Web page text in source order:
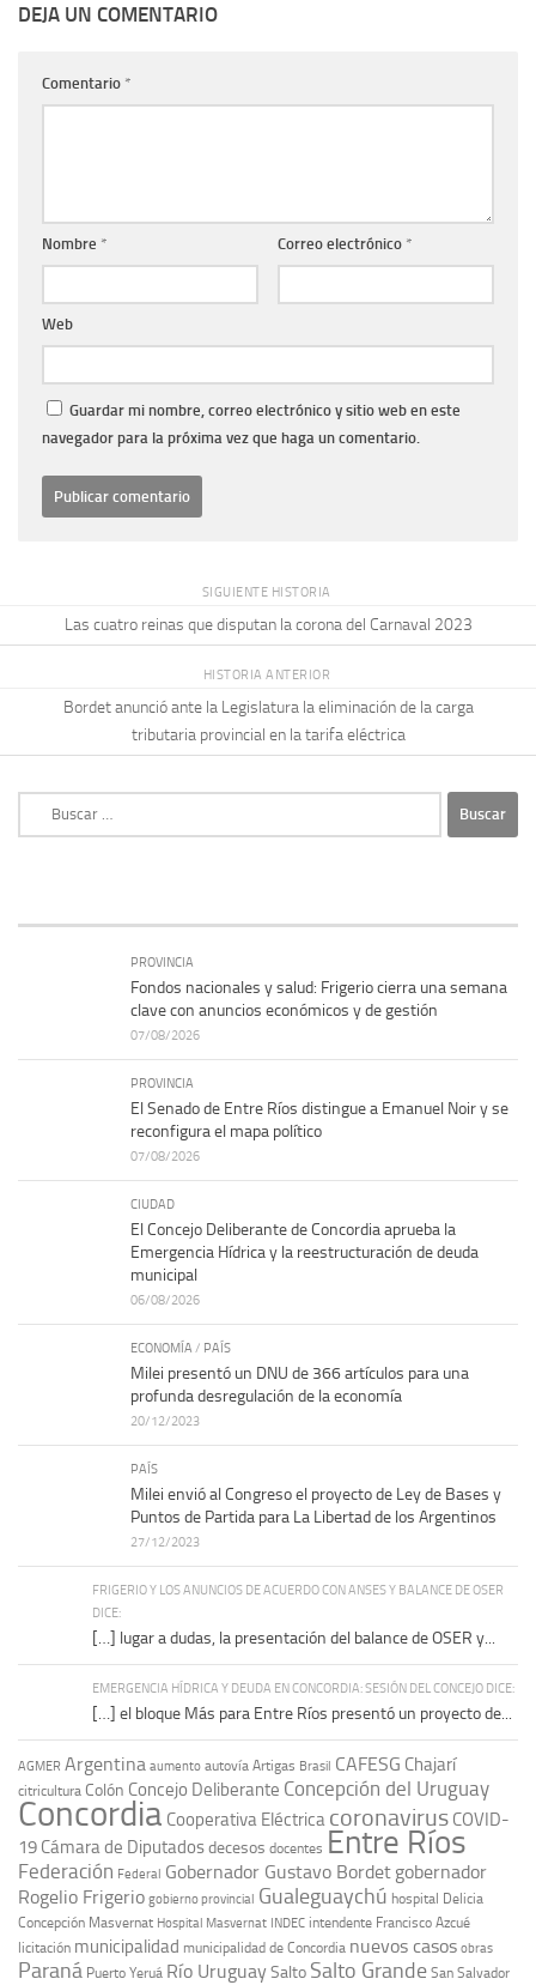
DEJA UN COMENTARIO
Comentario *
Nombre * Correo electrónico *
Web
Guardar mi nombre, correo electrónico y sitio web en este
navegador para la próxima vez que haga un comentario.
SIGUIENTE HISTORIA
Las cuatro reinas que disputan la corona del Carnaval 2023
HISTORIA ANTERIOR
Bordet anunció ante la Legislatura la eliminación de la carga
tributaria provincial en la tarifa eléctrica
PROVINCIA
Fondos nacionales y salud: Frigerio cierra una semana
clave con anuncios económicos y de gestión
07/08/2026
PROVINCIA
El Senado de Entre Ríos distingue a Emanuel Noir y se
reconfigura el mapa político
07/08/2026
CIUDAD
El Concejo Deliberante de Concordia aprueba la
Emergencia Hídrica y la reestructuración de deuda
municipal
06/08/2026
ECONOMÍA / PAÍS
Milei presentó un DNU de 366 artículos para una
profunda desregulación de la economía
20/12/2023
PAÍS
Milei envió al Congreso el proyecto de Ley de Bases y
Puntos de Partida para La Libertad de los Argentinos
27/12/2023
FRIGERIO Y LOS ANUNCIOS DE ACUERDO CON ANSES Y BALANCE DE OSER
DICE:
[…] lugar a dudas, la presentación del balance de OSER y...
EMERGENCIA HÍDRICA Y DEUDA EN CONCORDIA: SESIÓN DEL CONCEJO DICE:
[…] el bloque Más para Entre Ríos presentó un proyecto de...
AGMER Argentina aumento autovía Artigas Brasil CAFESG Chajarí
citricultura Colón Concejo Deliberante Concepción del Uruguay
Concordia Cooperativa Eléctrica coronavirus COVID-
19 Cámara de Diputadosdecesos docentes Entre Ríos
Federación Federal Gobernador Gustavo Bordet gobernador
Rogelio Frigerio gobierno provincial Gualeguaychú hospital Delicia
Concepción Masvernat Hospital Masvernat INDEC intendente Francisco Azcué
licitación municipalidad municipalidad de Concordia nuevos casos obras
Paraná Puerto Yeruá Río UruguaySalto Salto Grande San Salvador